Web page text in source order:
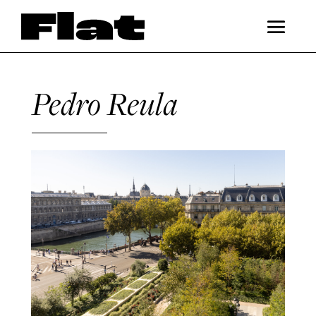
Pedro Reula